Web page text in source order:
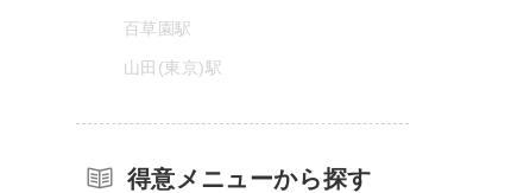
百草園駅
山田(東京)駅
得意メニューから探す